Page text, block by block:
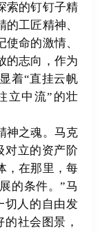
索的钉钉子精
工匠精神、
命的激情、
的志向，作为
着“直挂云帆
立中流”的壮
之魂。马克
对立的资产阶
，在那里，每
的条件。”马
切人的自由发
社会图景，